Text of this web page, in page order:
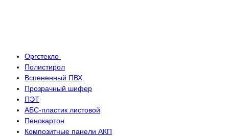
Оргстекло
Полистирол
Вспененный ПВХ
Прозрачный шифер
ПЭТ
АБС-пластик листовой
Пенокартон
Композитные панели АКП